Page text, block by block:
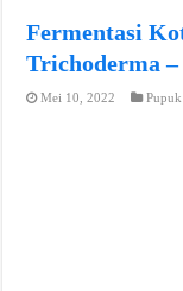
Fermentasi
Trichoderma
Mei 10, 2022